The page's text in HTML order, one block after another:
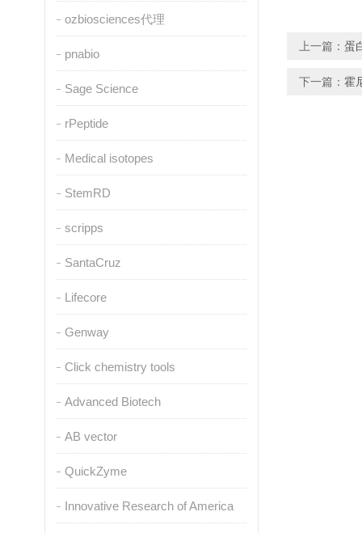
ozbiosciences代理
pnabio
Sage Science
rPeptide
Medical isotopes
StemRD
scripps
SantaCruz
Lifecore
Genway
Click chemistry tools
Advanced Biotech
AB vector
QuickZyme
Innovative Research of America
上一篇： 蛋
下一篇： 霍